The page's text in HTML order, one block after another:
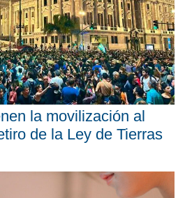
la movilización al
de la Ley de Tierras